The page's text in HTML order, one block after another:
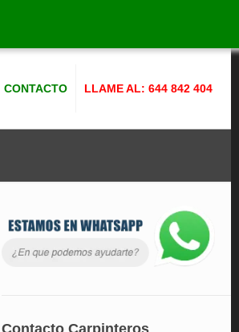
CONTACTO LLAME AL: 644 842 404